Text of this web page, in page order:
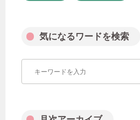
気になるワードを検索